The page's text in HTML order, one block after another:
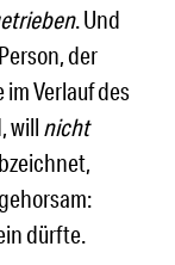
. Und
der
Verlauf des
will nicht
dürfte.